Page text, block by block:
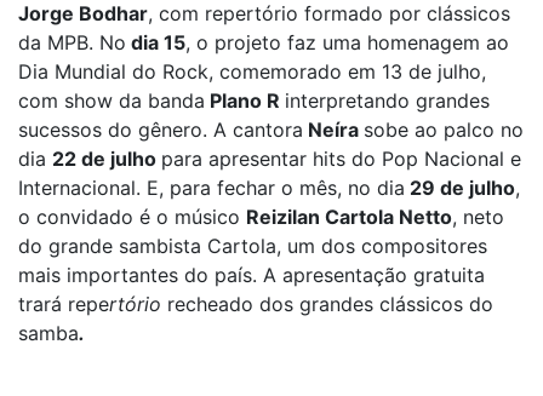
Jorge Bodhar, com repertório formado por clássicos
da MPB. No dia 15, o projeto faz uma homenagem ao
Dia Mundial do Rock, comemorado em 13 de julho,
com show da banda Plano R interpretando grandes
sucessos do gênero. A cantora Neíra sobe ao palco no
dia 22 de julho para apresentar hits do Pop Nacional e
Internacional. E, para fechar o mês, no dia 29 de julho,
o convidado é o músico Reizilan Cartola Netto, neto
do grande sambista Cartola, um dos compositores
mais importantes do país. A apresentação gratuita
trará repertório recheado dos grandes clássicos do
samba.